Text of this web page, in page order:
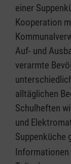
einer
Kooperation
Auf- und
verarmte
alltäglichen
Schulheften
und
Suppenküche
Informationen